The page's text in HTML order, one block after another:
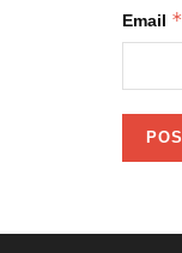
Email *